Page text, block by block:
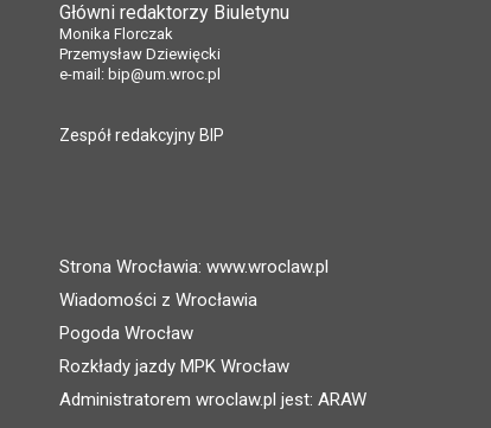
Główni redaktorzy Biuletynu
Monika Florczak
Przemysław Dziewięcki
e-mail: bip@um.wroc.pl
Zespół redakcyjny BIP
Strona Wrocławia: www.wroclaw.pl
Wiadomości z Wrocławia
Pogoda Wrocław
Rozkłady jazdy MPK Wrocław
Administratorem wroclaw.pl jest: ARAW